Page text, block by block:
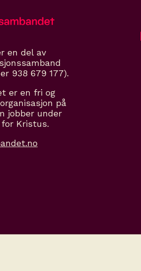
en del av
938 679 177).
er en fri og
på
jobber under
for Kristus.